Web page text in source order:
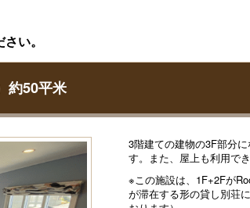
い。
約50平米
3階建ての建物の3F部分
す。また、屋上も利用で
※この施設は、1F+2Fが
が滞在する形の貸し別荘